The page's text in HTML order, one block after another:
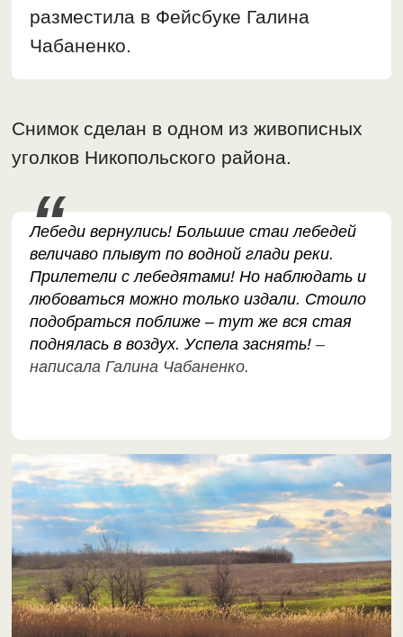
разместила в Фейсбуке Галина
Чабаненко.
Снимок сделан в одном из живописных
уголков Никопольского района.
Лебеди вернулись! Большие стаи лебедей
величаво плывут по водной глади реки.
Прилетели с лебедятами! Но наблюдать и
любоваться можно только издали. Стоило
подобраться поближе – тут же вся стая
поднялась в воздух. Успела заснять!–
написала Галина Чабаненко.